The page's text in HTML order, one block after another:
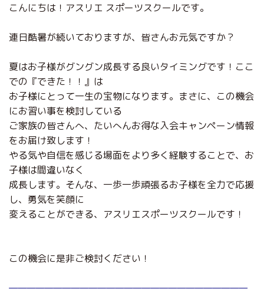
こんにちは！アスリエ スポーツスクールです。
連日酷暑が続いておりますが、皆さんお元気ですか？
夏はお子様がグングン成長する良いタイミングです！ここ
での『できた！！』は
お子様にとって一生の宝物になります。まさに、この機会
にお習い事を検討している
ご家族の皆さんへ、たいへんお得な入会キャンペーン情報
をお届け致します！
やる気や自信を感じる場面をより多く経験することで、お
子様は間違いなく
成長します。そんな、一歩一歩頑張るお子様を全力で応援
し、勇気を笑顔に
変えることができる、アスリエスポーツスクールです！
この機会に是非ご検討ください！
———————————————————————————